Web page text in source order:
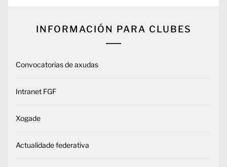
INFORMACIÓN PARA CLUBES
Convocatorias de axudas
Intranet FGF
Xogade
Actualidade federativa